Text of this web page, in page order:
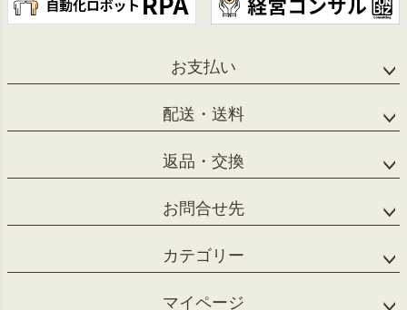
お支払い
配送・送料
返品・交換
お問合せ先
カテゴリー
マイページ